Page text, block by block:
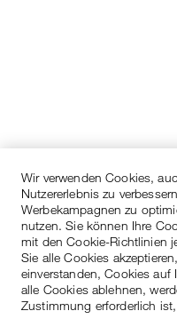
Wir verwenden Cookies,
Nutzererlebnis zu
Werbekampagnen zu
nutzen. Sie können Ihre
mit den Cookie-Richtlinien
Sie alle Cookies
einverstanden, Cookies auf
alle Cookies ablehnen,
Zustimmung erforderlich